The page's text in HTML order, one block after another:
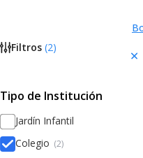
Filtros (2)
Tipo de Institución
Jardín Infantil
Colegio (2)